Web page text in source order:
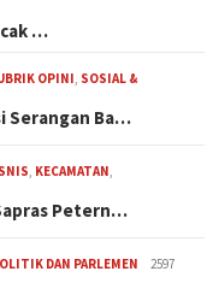
…
OPINI SOSIAL &
Serangan Ba…
KECAMATAN
Petern…
DAN PARLEMEN
2597